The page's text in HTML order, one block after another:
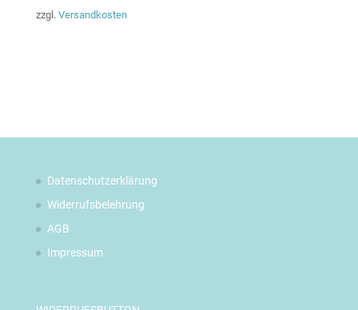
zzgl. Versandkosten
Datenschutzerklärung
Widerrufsbelehrung
AGB
Impressum